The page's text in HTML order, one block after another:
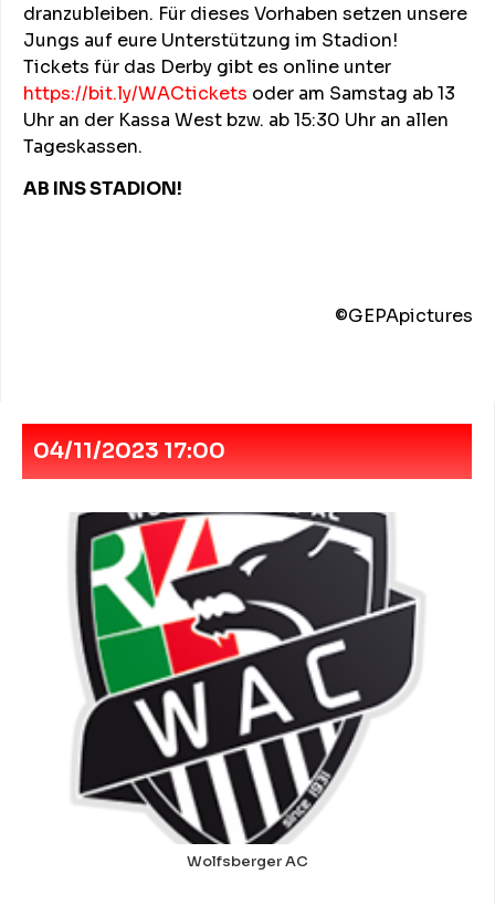
dranzubleiben. Für dieses Vorhaben setzen unsere
Jungs auf eure Unterstützung im Stadion!
Tickets für das Derby gibt es online unter
https://bit.ly/WACtickets oder am Samstag ab 13
Uhr an der Kassa West bzw. ab 15:30 Uhr an allen
Tageskassen.
AB INS STADION!
©️GEPApictures
04/11/2023 17:00
Wolfsberger AC